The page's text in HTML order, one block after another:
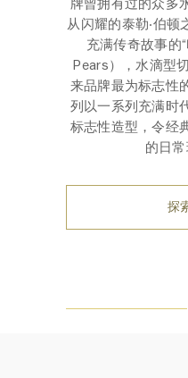
牌曾拥有过的众多
从闪耀的泰勒‧伯顿
充满传奇故事的
Pears），水滴型
来品牌最为标志性
列以一系列充满时
标志性造型，令经
的日常
探